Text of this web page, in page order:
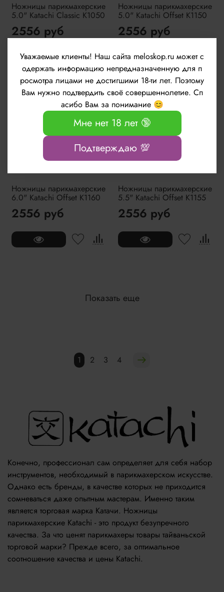
Ножницы парикмахерские
5.0" Katachi Classic K1050
2556 руб
Ножницы парикмахерские
5.0" Katachi Offset K1150
2556 руб
Нет в наличии
Ножницы парикмахерские
6.0" Katachi Offset K1160
2556 руб
Нет в наличии
Ножницы парикмахерские
5.5" Katachi Offset K1155
2556 руб
Показать еще
1 2 3 4
Конечно, профессионал сам определяет для себя набор
инструментов, необходимый в парикмахерском искусстве.
Однако есть бренды, в качестве которых не приходится
сомневаться даже опытным мастерам. Именно таким
является торговая марка Катачи. Ножницы
парикмахерские Katachi - это продукт безупречного
качества. За что ценят парикмахеры товары тайваньской
торговой марки? Прежде всего, за оптимальное
соотношение качества и цены Katachi.
Уважаемые клиенты! Наш сайта meloskop.ru может с
одержать информацию непредназначенную для п
росмотра лицами не достигшими 18-ти лет. Поэтому
Вам нужно подтвердить своё совершеннолетие. Сп
асибо Вам за понимание 😊
Мне нет 18 лет 🔞
Подтверждаю 💯